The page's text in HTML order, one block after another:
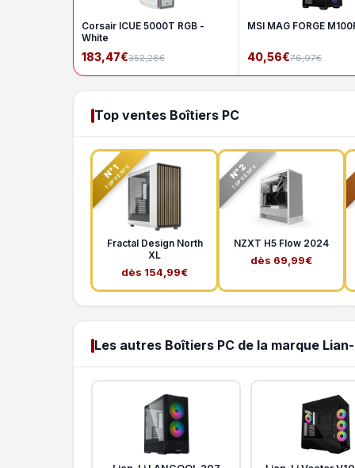
Corsair ICUE 5000T RGB -
White
183,47€352,28€
MSI MAG FORGE
40,56€76,97€
Top ventes Boîtiers PC
N°1
TOP VENTE
Fractal Design North
XL
dès 154,99€
N°2
TOP VENTE
NZXT H5 Flow 2024
dès 69,99€
Les autres Boîtiers PC de la marque